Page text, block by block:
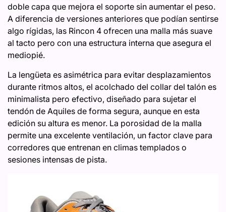
doble capa que mejora el soporte sin aumentar el peso.
A diferencia de versiones anteriores que podían sentirse
algo rígidas, las Rincon 4 ofrecen una malla más suave
al tacto pero con una estructura interna que asegura el
mediopié.
La lengüeta es asimétrica para evitar desplazamientos
durante ritmos altos, el acolchado del collar del talón es
minimalista pero efectivo, diseñado para sujetar el
tendón de Aquiles de forma segura, aunque en esta
edición su altura es menor. La porosidad de la malla
permite una excelente ventilación, un factor clave para
corredores que entrenan en climas templados o
sesiones intensas de pista.